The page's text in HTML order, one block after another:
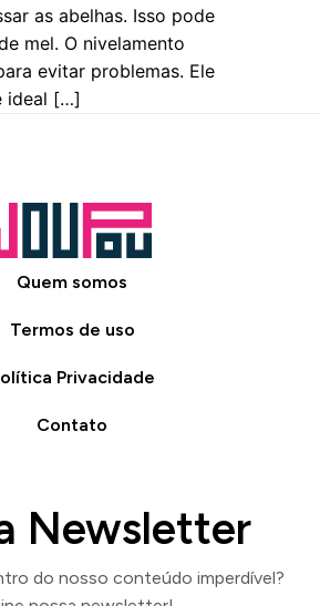
as abelhas. Isso pode
mel. O nivelamento
evitar problemas. Ele
ideal […]
Quem somos
Termos de uso
Privacidade
Contato
Newsletter
do nosso conteúdo imperdível?